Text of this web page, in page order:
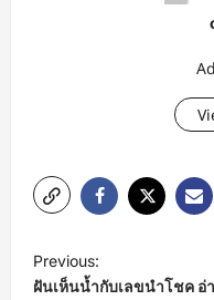
o
Previous:
ฝันเห็นน้ำกับเลขนำโชค